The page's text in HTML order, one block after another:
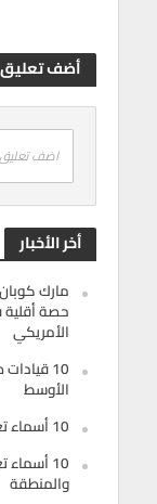
أضف تعليق
اضف تعليق
أخر الأخبار
مارك
حصة أقلية
الأمريكي
10
الأوسط
10 أسماء تعيد تشكيل اللوجستيات الذكية في الخليج
10
والمنطقة